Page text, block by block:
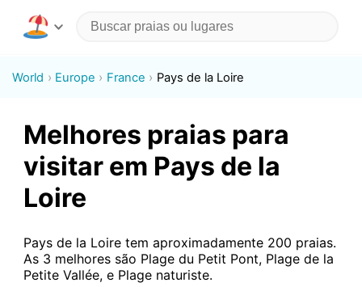
World Europe France Pays de la Loire
Melhores praias para
visitar em Pays de la
Loire
Pays de la Loire tem aproximadamente 200 praias.
As 3 melhores são Plage du Petit Pont, Plage de la
Petite Vallée, e Plage naturiste.